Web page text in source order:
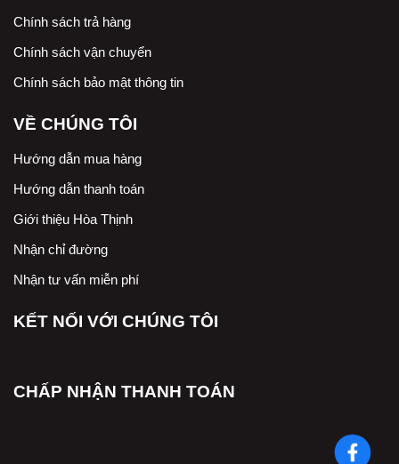
Chính sách trả hàng
Chính sách vận chuyển
Chính sách bảo mật thông tin
VỀ CHÚNG TÔI
Hướng dẫn mua hàng
Hướng dẫn thanh toán
Giới thiệu Hòa Thịnh
Nhận chỉ đường
Nhận tư vấn miễn phí
KẾT NỐI VỚI CHÚNG TÔI
CHẤP NHẬN THANH TOÁN